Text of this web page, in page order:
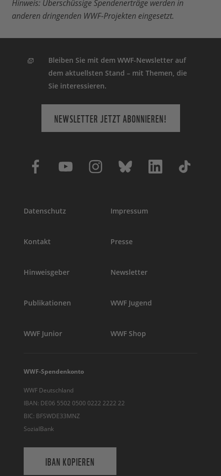
Hinweis: Überschüssige Spendenerträge werden in
anderen dringenden WWF-Projekten eingesetzt.
Bleiben Sie mit dem WWF-Newsletter auf
dem aktuellsten Stand – mit Themen, die
Sie interessieren.
NEWSLETTER JETZT ABONNIEREN!
Datenschutz Impressum
Kontakt Presse
Hinweisgeber Newsletter
Publikationen WWF Jugend
WWF Junior WWF Shop
WWF-Spendenkonto
WWF Deutschland
IBAN: DE06 5502 0500 0222 2222 22
BIC: BFSWDE33MNZ
SozialBank
IBAN KOPIEREN